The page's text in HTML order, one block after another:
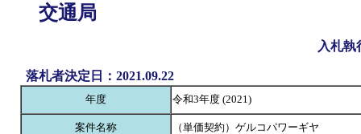
交通局
入札執
落札者決定日：2021.09.22
年度 令和3年度 (2021)
案件名称
（単価契約）ゲルコパワーギヤ